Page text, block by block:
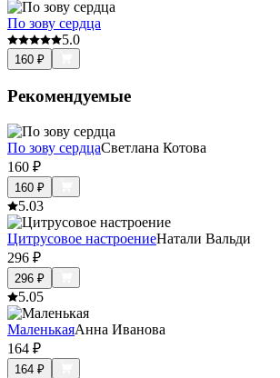
По зову сердца
5.0
160 ₽
Рекомендуемые
По зову сердцаСветлана Котова
160 ₽
160 ₽
5.03
Цитрусовое настроениеНатали Вальди
296 ₽
296 ₽
5.05
МаленькаяАнна Иванова
164 ₽
164 ₽